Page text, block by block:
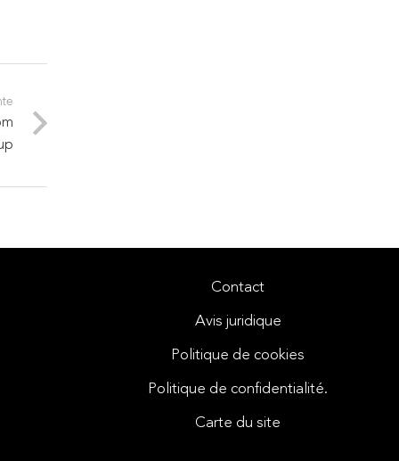
Contact
Avis juridique
Politique de cookies
Politique de confidentialité.
Carte du site